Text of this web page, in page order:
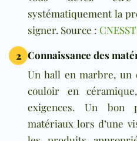
systématiquement la
signer. Source :
2 Connaissance des
Un hall en marbre, un
couloir en
exigences. Un bon
matériaux lors d’une